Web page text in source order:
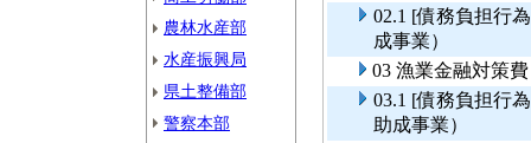
農林水産部
水産振興局
県土整備部
警察本部
02.1 [債務負担行
成事業）
03 漁業金融対策
03.1 [債務負担行
助成事業）